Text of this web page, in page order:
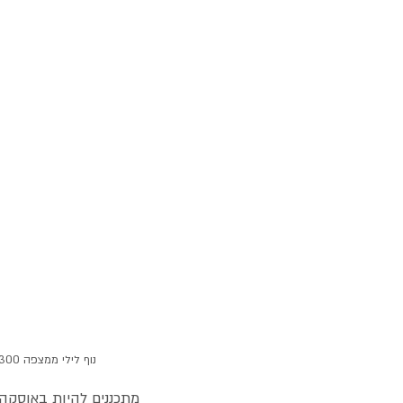
נוף לילי ממצפה Harukas 300 באוסקה: אורות הכרך והכבישים המוארים של העיר כפי שהם נראים מגורד השחקים הגבוה ביפן
מתכננים להיות